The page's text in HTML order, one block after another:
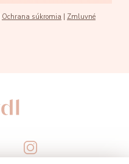
Ochrana súkromia | Zmluvné